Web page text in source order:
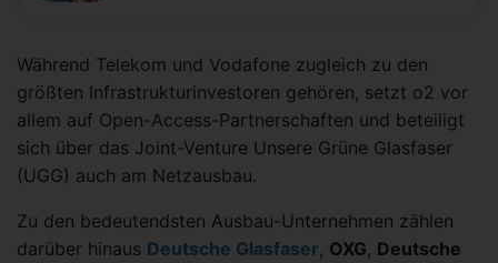
Während Telekom und Vodafone zugleich zu den
größten Infrastrukturinvestoren gehören, setzt o2 vor
allem auf Open-Access-Partnerschaften und beteiligt
sich über das Joint-Venture Unsere Grüne Glasfaser
(UGG) auch am Netzausbau.
Zu den bedeutendsten Ausbau-Unternehmen zählen
darüber hinaus Deutsche Glasfaser, OXG, Deutsche